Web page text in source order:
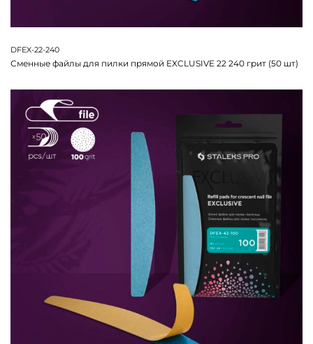
DFEX-22-240
Сменные файлы для пилки прямой EXCLUSIVE 22 240 грит (50 шт)